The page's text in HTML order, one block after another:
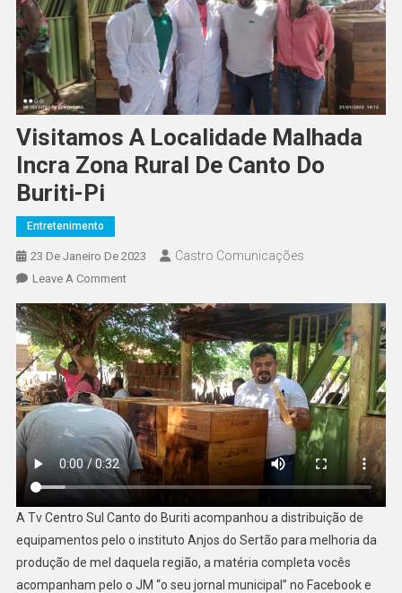
Visitamos A Localidade Malhada
Incra Zona Rural De Canto Do
Buriti-Pi
Entretenimento
23 De Janeiro De 2023 Castro Comunicações
Leave A Comment
A Tv Centro Sul Canto do Buriti acompanhou a distribuição de
equipamentos pelo o instituto Anjos do Sertão para melhoria da
produção de mel daquela região, a matéria completa vocês
acompanham pelo o JM “o seu jornal municipal” no Facebook e